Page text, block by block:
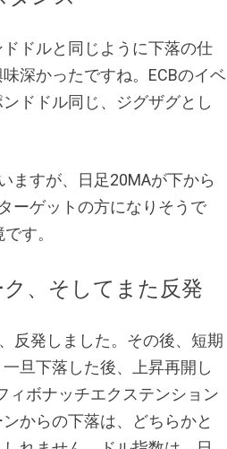
ドルと同じように下落の仕
深かったですね。ECBのイベ
ドドル同じ、ジグザグとし
ますが、日足20MAが下から
ーゲットの方になりそうで
す。
、そしてまた反発
反発しました。その後、短期
旦下落した後、上昇再開し
ィボナッチエクステンション
からの下落は、どちらかと